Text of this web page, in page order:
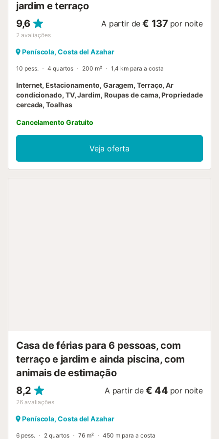
jardim e terraço
9,6
2 avaliações
A partir de € 137 por noite
Peníscola, Costa del Azahar
10 pess. 4 quartos 200 m² 1,4 km para a costa
Internet, Estacionamento, Garagem, Terraço, Ar
condicionado, TV, Jardim, Roupas de cama, Propriedade
cercada, Toalhas
Cancelamento Gratuito
Veja oferta
Casa de férias para 6 pessoas, com
terraço e jardim e ainda piscina, com
animais de estimação
8,2
26 avaliações
A partir de € 44 por noite
Peníscola, Costa del Azahar
6 pess. 2 quartos 76 m² 450 m para a costa